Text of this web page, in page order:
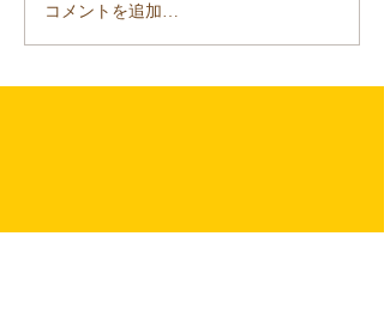
コメントを追加…